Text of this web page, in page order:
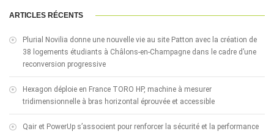
ARTICLES RÉCENTS
Plurial Novilia donne une nouvelle vie au site Patton avec la création de
38 logements étudiants à Châlons-en-Champagne dans le cadre d’une
reconversion progressive
Hexagon déploie en France TORO HP, machine à mesurer
tridimensionnelle à bras horizontal éprouvée et accessible
Qair et PowerUp s’associent pour renforcer la sécurité et la performance